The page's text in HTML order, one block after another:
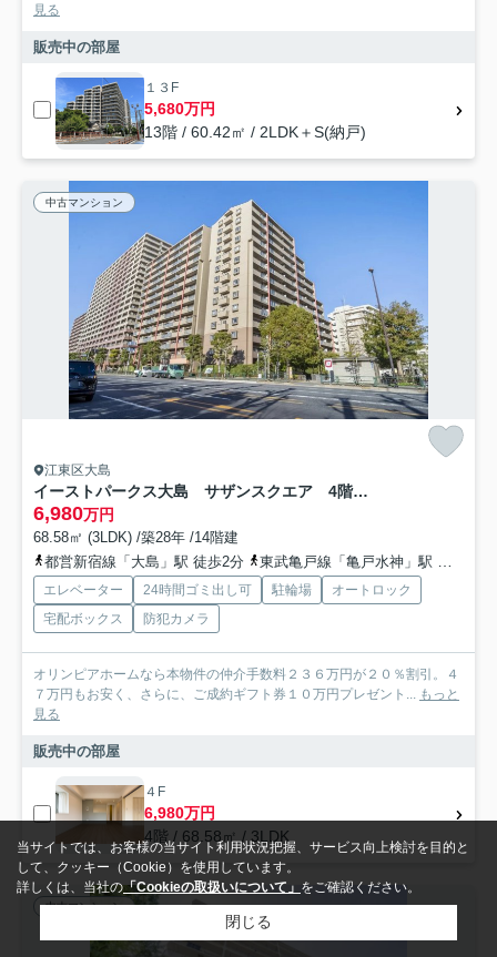
見る
販売中の部屋
１３F
5,680万円
13階 / 60.42㎡ / 2LDK＋S(納戸)
中古マンション
江東区大島
イーストパークス大島 サザンスクエア 4階 角 部屋 リ フォーム済
6,980万円
68.58㎡ (3LDK) /築28年 /14階建
都営新宿線「大島」駅 徒歩2分
東武亀戸線「亀戸水神」駅 徒歩15分
エレベーター 24時間ゴミ出し可 駐輪場
オートロック
宅配ボックス
防犯カメラ
オリンピアホームなら本物件の仲介手数料２３６万円が２０％割引。４
７万円もお安く、さらに、ご成約ギフト券１０万円プレゼント...
もっと
見る
販売中の部屋
４F
6,980万円
4階 / 68.58㎡ / 3LDK
中古マンション
当サイトでは、お客様の当サイト利用状況把握、サービス向上検討を目的と
して、クッキー（Cookie）を使用しています。
詳しくは、当社の「Cookieの取扱いについて」 をご確認ください。
閉じる